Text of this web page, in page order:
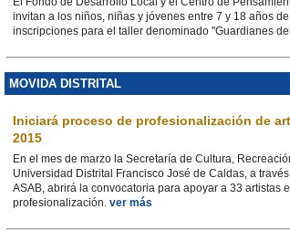
invitan a los niños, niñas y jóvenes entre 7 y 18 años
inscripciones para el taller denominado "Guardianes
MOVIDA DISTRITAL
Iniciará proceso de profesionalización de
2015
En el mes de marzo la Secretaría de Cultura,
Universidad Distrital Francisco José de Caldas, a
ASAB, abrirá la convocatoria para apoyar a 33 artistas
profesionalización. ver más